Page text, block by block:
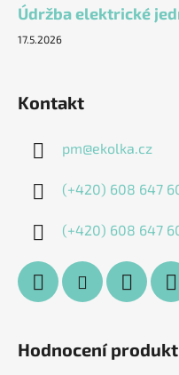
Údržba elektrické
17.5.2026
Kontakt
pm@ekolka.cz
(+420) 608 647
(+420) 608 647
Hodnocení